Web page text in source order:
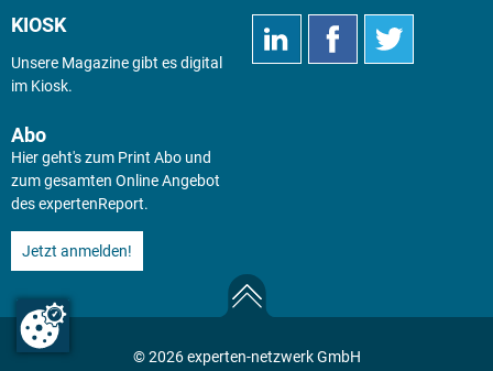
KIOSK
Unsere Magazine gibt es digital
im Kiosk.
Abo
Hier geht's zum Print Abo und
zum gesamten Online Angebot
des expertenReport.
Jetzt anmelden!
© 2026 experten-netzwerk GmbH